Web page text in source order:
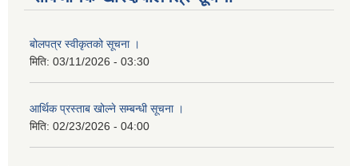
बोलपत्र स्वीकृतको सूचना ।
मिति: 03/11/2026 - 03:30
आर्थिक प्रस्ताब खोल्ने सम्बन्धी सूचना ।
मिति: 02/23/2026 - 04:00